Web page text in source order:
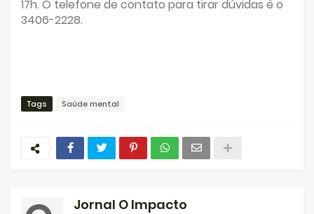
17h. O telefone de contato para tirar dúvidas é o
3406-2228.
Tags Saúde mental
Jornal O Impacto